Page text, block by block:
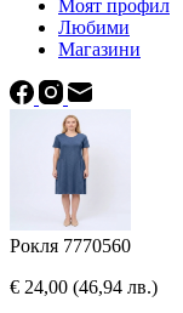
Моят профил
Любими
Магазини
Рокля 7770560
€ 24,00 (46,94 лв.)